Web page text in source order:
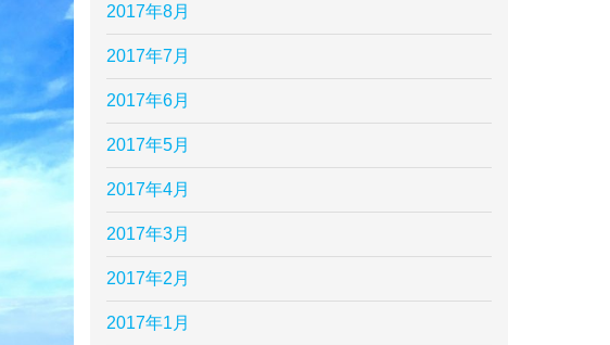
2017年8月
2017年7月
2017年6月
2017年5月
2017年4月
2017年3月
2017年2月
2017年1月